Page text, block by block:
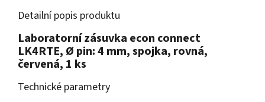
Detailní popis produktu
Laboratorní zásuvka econ connect
LK4RTE, Ø pin: 4 mm, spojka, rovná,
červená, 1 ks
Technické parametry